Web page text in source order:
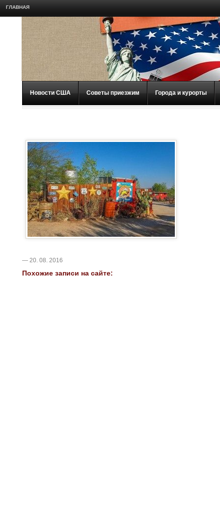
ГЛАВНАЯ
Новости США Советы приезжим Города и курорты
— 20. 08. 2016
Похожие записи на сайте: